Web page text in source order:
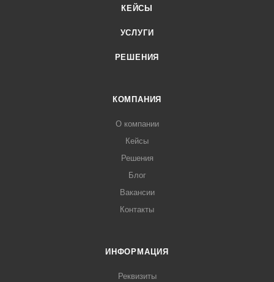
КЕЙСЫ
УСЛУГИ
РЕШЕНИЯ
КОМПАНИЯ
О компании
Кейсы
Решения
Блог
Вакансии
Контакты
ИНФОРМАЦИЯ
Реквизиты